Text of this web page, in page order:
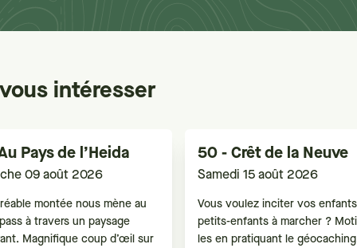
intéresser
Pays de l’Heida
09 août 2026
montée nous mène au
à travers un paysage
Magnifique coup d’œil sur
50 - Crêt de la Neuve
Samedi 15 août 2026
Vous voulez inciter vos
petits-enfants à marcher ?
les en pratiquant le